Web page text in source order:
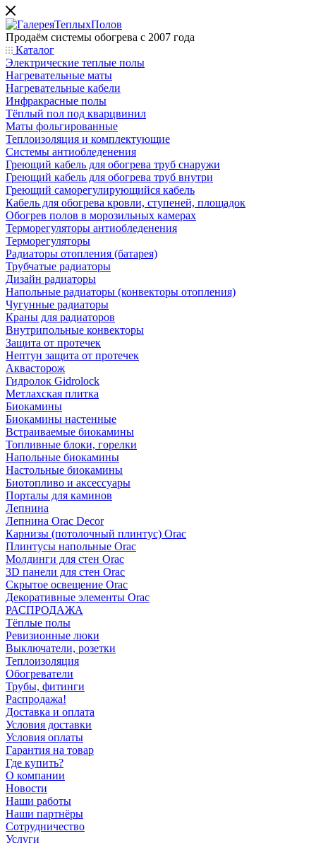
Продаём системы обогрева с 2007 года
Каталог
Электрические теплые полы
Нагревательные маты
Нагревательные кабели
Инфракрасные полы
Тёплый пол под кварцвинил
Маты фольгированные
Теплоизоляция и комплектующие
Системы антиобледенения
Греющий кабель для обогрева труб снаружи
Греющий кабель для обогрева труб внутри
Греющий саморегулирующийся кабель
Кабель для обогрева кровли, ступеней, площадок
Обогрев полов в морозильных камерах
Терморегуляторы антиобледенения
Терморегуляторы
Радиаторы отопления (батарея)
Трубчатые радиаторы
Дизайн радиаторы
Напольные радиаторы (конвекторы отопления)
Чугунные радиаторы
Краны для радиаторов
Внутрипольные конвекторы
Защита от протечек
Нептун защита от протечек
Аквасторож
Гидролок Gidrolock
Метлахская плитка
Биокамины
Биокамины настенные
Встраиваемые биокамины
Топливные блоки, горелки
Напольные биокамины
Настольные биокамины
Биотопливо и аксессуары
Порталы для каминов
Лепнина
Лепнина Orac Decor
Карнизы (потолочный плинтус) Orac
Плинтусы напольные Orac
Молдинги для стен Orac
3D панели для стен Orac
Скрытое освещение Orac
Декоративные элементы Orac
РАСПРОДАЖА
Тёплые полы
Ревизионные люки
Выключатели, розетки
Теплоизоляция
Обогреватели
Трубы, фитинги
Распродажа!
Доставка и оплата
Условия доставки
Условия оплаты
Гарантия на товар
Где купить?
О компании
Новости
Наши работы
Наши партнёры
Сотрудничество
Услуги